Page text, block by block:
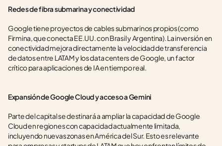
Redes de fibra submarina y conectividad
Google tiene proyectos de cables submarinos propios (como
Firmina, que conecta EE.UU. con Brasil y Argentina). La inversión en
conectividad mejora directamente la velocidad de transferencia
de datos entre LATAM y los data centers de Google, un factor
crítico para aplicaciones de IA en tiempo real.
Expansión de Google Cloud y acceso a Gemini
Parte del capital se destinará a ampliar la capacidad de Google
Cloud en regiones con capacidad actualmente limitada,
incluyendo nuevas zonas en América del Sur. Esto es relevante